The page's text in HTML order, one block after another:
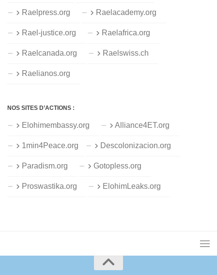
Raelpress.org Raelacademy.org
Rael-justice.org Raelafrica.org
Raelcanada.org Raelswiss.ch
Raelianos.org
NOS SITES D’ACTIONS :
Elohimembassy.org Alliance4ET.org
1min4Peace.org Descolonizacion.org
Paradism.org Gotopless.org
Proswastika.org ElohimLeaks.org